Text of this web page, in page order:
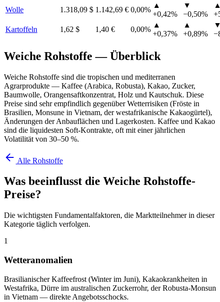
Wolle
1.318,09 $ 1.142,69 € 0,00%
▲
+0,42%
▼
−0,50%
Kartoffeln
1,62 $ 1,40 € 0,00%
▲
+0,37%
▲
+0,89%
Weiche Rohstoffe — Überblick
Weiche Rohstoffe sind die tropischen und mediterranen
Agrarprodukte — Kaffee (Arabica, Robusta), Kakao, Zucker,
Baumwolle, Orangensaftkonzentrat, Holz und Kautschuk. Diese
Preise sind sehr empfindlich gegenüber Wetterrisiken (Fröste in
Brasilien, Monsune in Vietnam, der westafrikanische Kakaogürtel),
Änderungen der Anbauflächen und Lagerkosten. Kaffee und Kakao
sind die liquidesten Soft-Kontrakte, oft mit einer jährlichen
Volatilität von 30–50 %.
Alle Rohstoffe
Was beeinflusst die Weiche Rohstoffe-
Preise?
Die wichtigsten Fundamentalfaktoren, die Marktteilnehmer in dieser
Kategorie täglich verfolgen.
1
Wetteranomalien
Brasilianischer Kaffeefrost (Winter im Juni), Kakaokrankheiten in
Westafrika, Dürre im australischen Zuckerrohr, der Robusta-Monsun
in Vietnam — direkte Angebotsschocks.